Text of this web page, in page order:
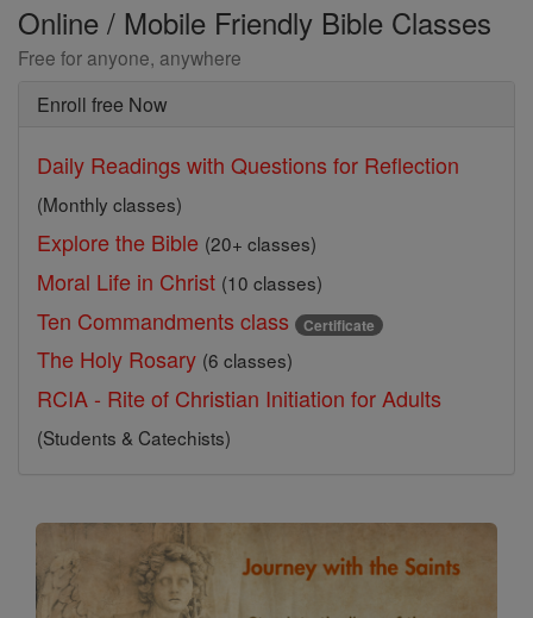
Online / Mobile Friendly Bible Classes
Free for anyone, anywhere
Enroll free Now
Daily Readings with Questions for Reflection
(Monthly classes)
Explore the Bible (20+ classes)
Moral Life in Christ (10 classes)
Ten Commandments class Certificate
The Holy Rosary (6 classes)
RCIA - Rite of Christian Initiation for Adults
(Students & Catechists)